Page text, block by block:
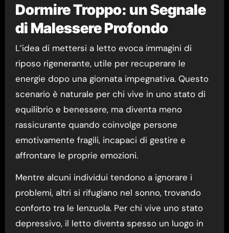
Dormire Troppo: un Segnale
di Malessere Profondo
L’idea di mettersi a letto evoca immagini di
riposo rigenerante, utile per recuperare le
energie dopo una giornata impegnativa. Questo
scenario è naturale per chi vive in uno stato di
equilibrio e benessere, ma diventa meno
rassicurante quando coinvolge persone
emotivamente fragili, incapaci di gestire e
affrontare le proprie emozioni.
Mentre alcuni individui tendono a ignorare i
problemi, altri si rifugiano nel sonno, trovando
conforto tra le lenzuola. Per chi vive uno stato
depressivo, il letto diventa spesso un luogo in